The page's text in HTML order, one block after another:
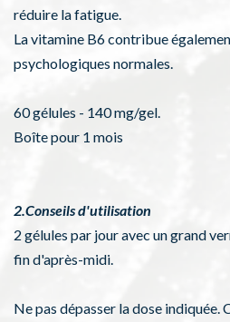
réduire la fatigue.
La vitamine B6 contribue
psychologiques normales.
60 gélules - 140 mg/gel.
Boîte pour 1 mois
2.Conseils d'utilisation
2 gélules par jour avec un grand
fin d'après-midi.
Ne pas dépasser la dose indiquée.